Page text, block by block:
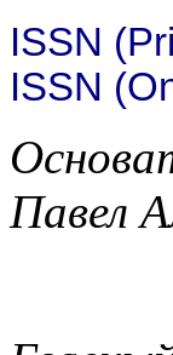
ISSN
ISSN
Павел